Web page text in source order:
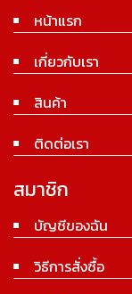
หน้าแรก
เกี่ยวกับเรา
สินค้า
ติดต่อเรา
สมาชิก
บัญชีของฉัน
วิธีการสั่งซื้อ